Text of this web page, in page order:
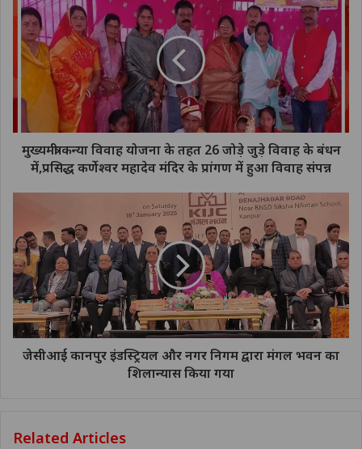
मुख्यमंत्री कन्या विवाह योजना के तहत 26 जोड़े जुड़े विवाह के बंधन
में,प्रसिद्ध कर्णेश्वर महादेव मंदिर के प्रांगण में हुआ विवाह संपन्न
जेसीआई कानपुर इंडस्ट्रियल और नगर निगम द्वारा मंगल भवन का
शिलान्यास किया गया
Related Articles